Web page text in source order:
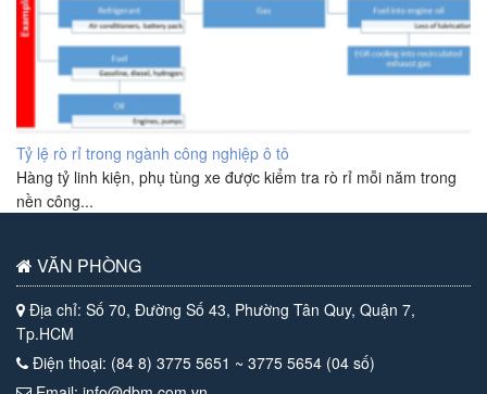
Tỷ lệ rò rỉ trong ngành công nghiệp ô tô
Hàng tỷ linh kiện, phụ tùng xe được kiểm tra rò rỉ mỗi năm trong
nền công...
VĂN PHÒNG
Địa chỉ: Số 70, Đường Số 43, Phường Tân Quy, Quận 7,
Tp.HCM
Điện thoại: (84 8) 3775 5651 ~ 3775 5654 (04 số)